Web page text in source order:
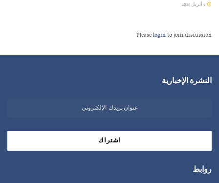
Pleaseloginto join discussion
النشرة الإخبارية
روابط